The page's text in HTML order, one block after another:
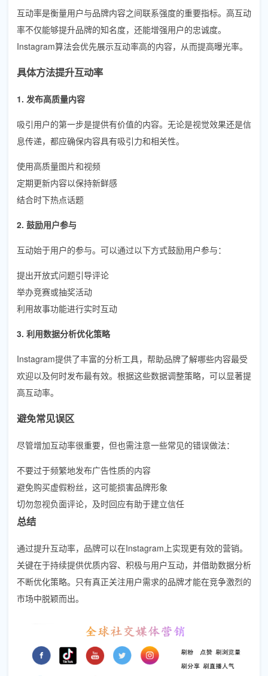
互动率是衡量用户与品牌内容之间联系强度的重要指标。高互动
率不仅能够提升品牌的知名度，还能增强用户的忠诚度。
Instagram算法会优先展示互动率高的内容，从而提高曝光率。
具体方法提升互动率
1. 发布高质量内容
吸引用户的第一步是提供有价值的内容。无论是视觉效果还是信
息传递，都应确保内容具有吸引力和相关性。
使用高质量图片和视频
定期更新内容以保持新鲜感
结合时下热点话题
2. 鼓励用户参与
互动始于用户的参与。可以通过以下方式鼓励用户参与：
提出开放式问题引导评论
举办竞赛或抽奖活动
利用故事功能进行实时互动
3. 利用数据分析优化策略
Instagram提供了丰富的分析工具，帮助品牌了解哪些内容最受
欢迎以及何时发布最有效。根据这些数据调整策略，可以显著提
高互动率。
避免常见误区
尽管增加互动率很重要，但也需注意一些常见的错误做法：
不要过于频繁地发布广告性质的内容
避免购买虚假粉丝，这可能损害品牌形象
切勿忽视负面评论，及时回应有助于建立信任
总结
通过提升互动率，品牌可以在Instagram上实现更有效的营销。
关键在于持续提供优质内容、积极与用户互动，并借助数据分析
不断优化策略。只有真正关注用户需求的品牌才能在竞争激烈的
市场中脱颖而出。